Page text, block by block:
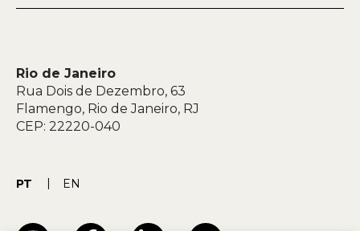
Rio de Janeiro
Rua Dois de Dezembro, 63
Flamengo, Rio de Janeiro, RJ
CEP: 22220-040
PT EN